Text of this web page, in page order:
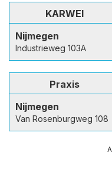
KARWEI
Nijmegen
Industrieweg 103A
Praxis
Nijmegen
Van Rosenburgweg 108